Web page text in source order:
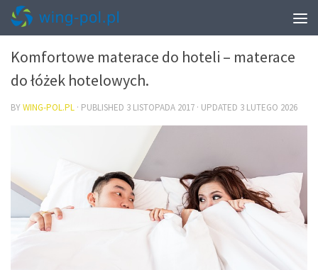
WNĘTRZA
Komfortowe materace do hoteli – materace
do łóżek hotelowych.
BYWING-POL.PL · PUBLISHED 3 LISTOPADA 2017 · UPDATED 3 LUTEGO 2026